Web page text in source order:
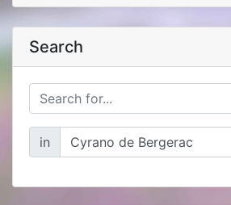
Search
in